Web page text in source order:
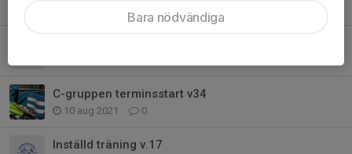
C-gruppen terminsstart v34
10 aug 2021 0
Inställd träning v.17
Bara nödvändiga